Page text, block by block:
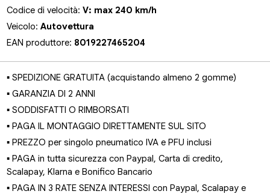
Codice di velocità:V: max 240 km/h
Veicolo:Autovettura
EAN produttore: 8019227465204
▪ SPEDIZIONE GRATUITA (acquistando almeno 2 gomme)
▪ GARANZIA DI 2 ANNI
▪ SODDISFATTI O RIMBORSATI
▪ PAGA IL MONTAGGIO DIRETTAMENTE SUL SITO
▪ PREZZO per singolo pneumatico IVA e PFU inclusi
▪ PAGA in tutta sicurezza con Paypal, Carta di credito,
Scalapay, Klarna e Bonifico Bancario
▪ PAGA IN 3 RATE SENZA INTERESSI con Paypal, Scalapay e